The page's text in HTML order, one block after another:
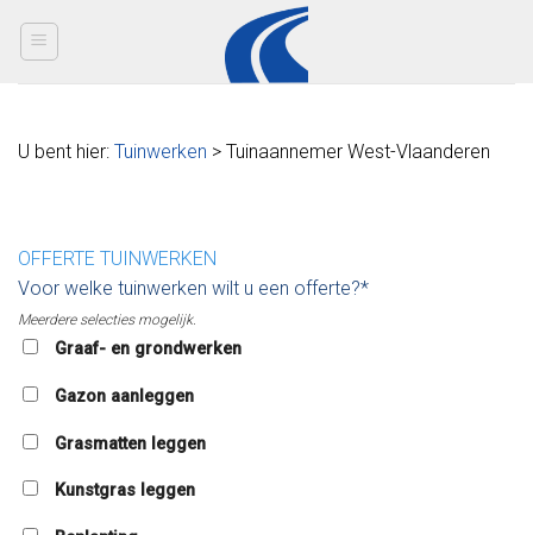
U bent hier: Tuinwerken > Tuinaannemer West-Vlaanderen
OFFERTE TUINWERKEN
Voor welke tuinwerken wilt u een offerte?*
Meerdere selecties mogelijk.
Graaf- en grondwerken
Gazon aanleggen
Grasmatten leggen
Kunstgras leggen